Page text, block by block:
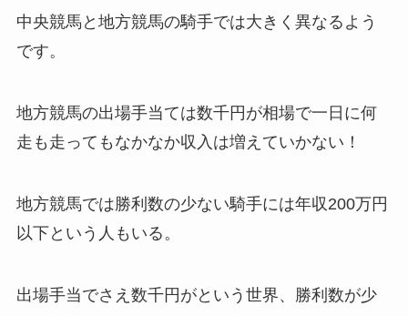
中央競馬と地方競馬の騎手では大きく異なるよう
です。
地方競馬の出場手当ては数千円が相場で一日に何
走も走ってもなかなか収入は増えていかない！
地方競馬では勝利数の少ない騎手には年収200万円
以下という人もいる。
出場手当でさえ数千円がという世界、勝利数が少